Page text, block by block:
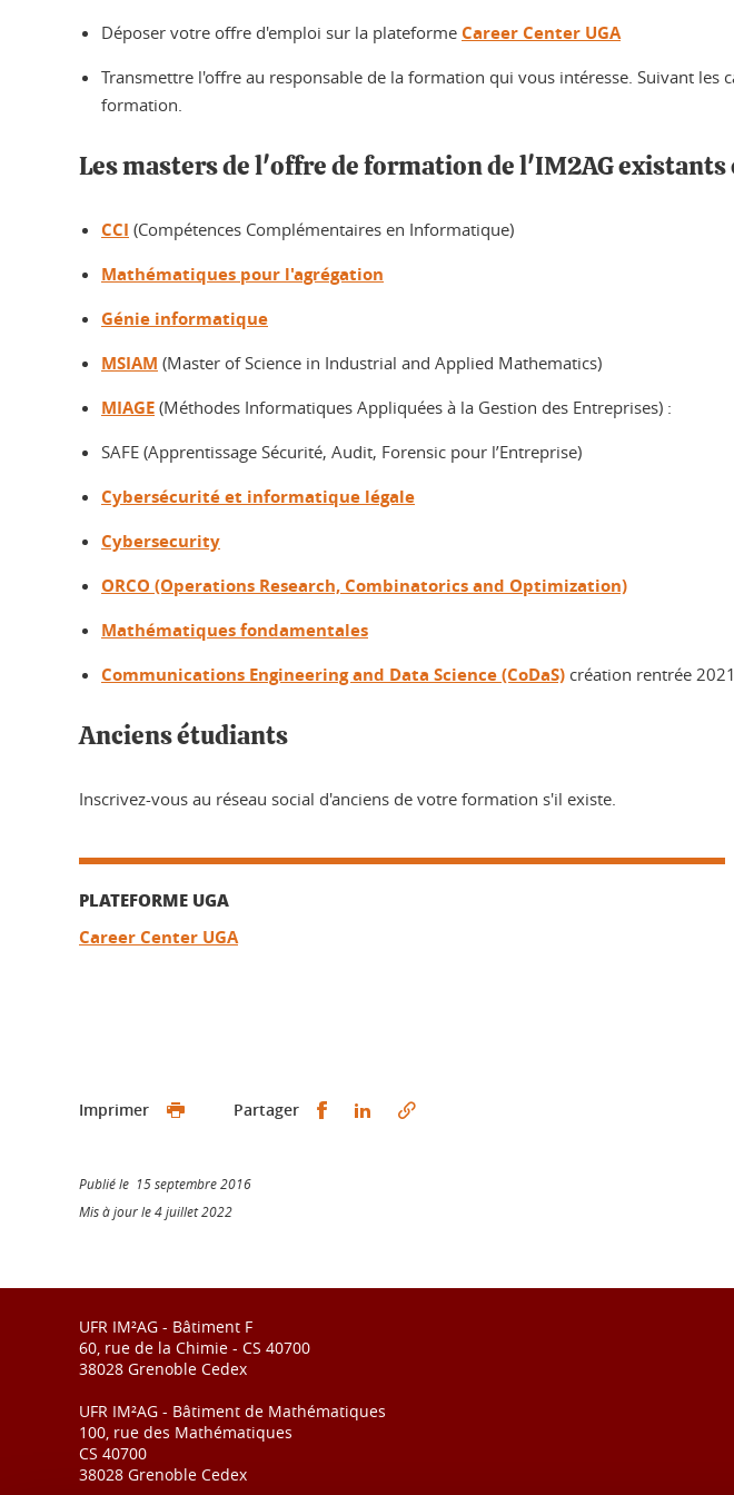
Déposer votre offre d'emploi sur la plateforme Career Center UGA
Transmettre l'offre au responsable de la formation qui vous intéresse. Suivant les
formation.
Les masters de l'offre de formation de l'IM2AG existants
CCI (Compétences Complémentaires en Informatique)
Mathématiques pour l'agrégation
Génie informatique
MSIAM (Master of Science in Industrial and Applied Mathematics)
MIAGE (Méthodes Informatiques Appliquées à la Gestion des Entreprises) :
SAFE (Apprentissage Sécurité, Audit, Forensic pour l’Entreprise)
Cybersécurité et informatique légale
Cybersecurity
ORCO (Operations Research, Combinatorics and Optimization)
Mathématiques fondamentales
Communications Engineering and Data Science (CoDaS) création rentrée 2021
Anciens étudiants
Inscrivez-vous au réseau social d'anciens de votre formation s'il existe.
PLATEFORME UGA
Career Center UGA
Imprimer Partager Partager sur Facebook
Partager sur LinkedIn
Publié le 15 septembre 2016
Mis à jour le 4 juillet 2022
UFR IM²AG - Bâtiment F
60, rue de la Chimie - CS 40700
38028 Grenoble Cedex
UFR IM²AG - Bâtiment de Mathématiques
100, rue des Mathématiques
CS 40700
38028 Grenoble Cedex